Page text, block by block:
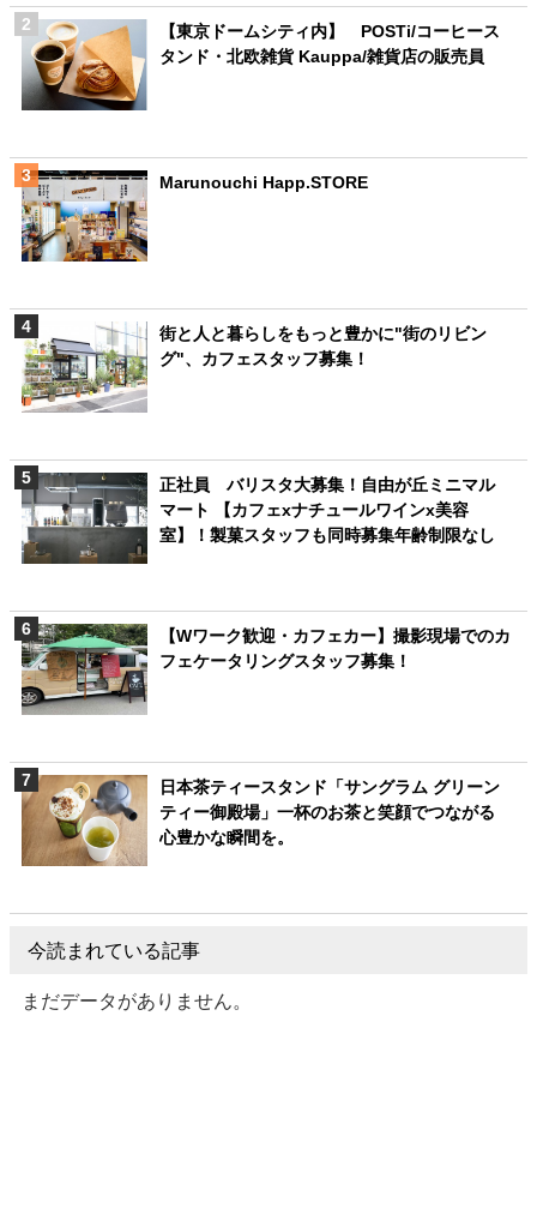
【東京ドームシティ内】 POSTi/コーヒース
タンド・北欧雑貨 Kauppa/雑貨店の販売員
Marunouchi Happ.STORE
街と人と暮らしをもっと豊かに"街のリビン
グ"、カフェスタッフ募集！
正社員 バリスタ大募集！自由が丘ミニマル
マート 【カフェxナチュールワインx美容
室】！製菓スタッフも同時募集年齢制限なし
【Wワーク歓迎・カフェカー】撮影現場でのカ
フェケータリングスタッフ募集！
日本茶ティースタンド「サングラム グリーン
ティー御殿場」一杯のお茶と笑顔でつながる
心豊かな瞬間を。
今読まれている記事
まだデータがありません。